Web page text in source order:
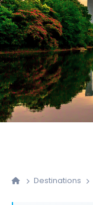
Destinations